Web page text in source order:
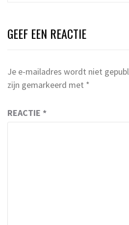
GEEF EEN REACTIE
Je e-mailadres wordt niet
zijn gemarkeerd met *
REACTIE *